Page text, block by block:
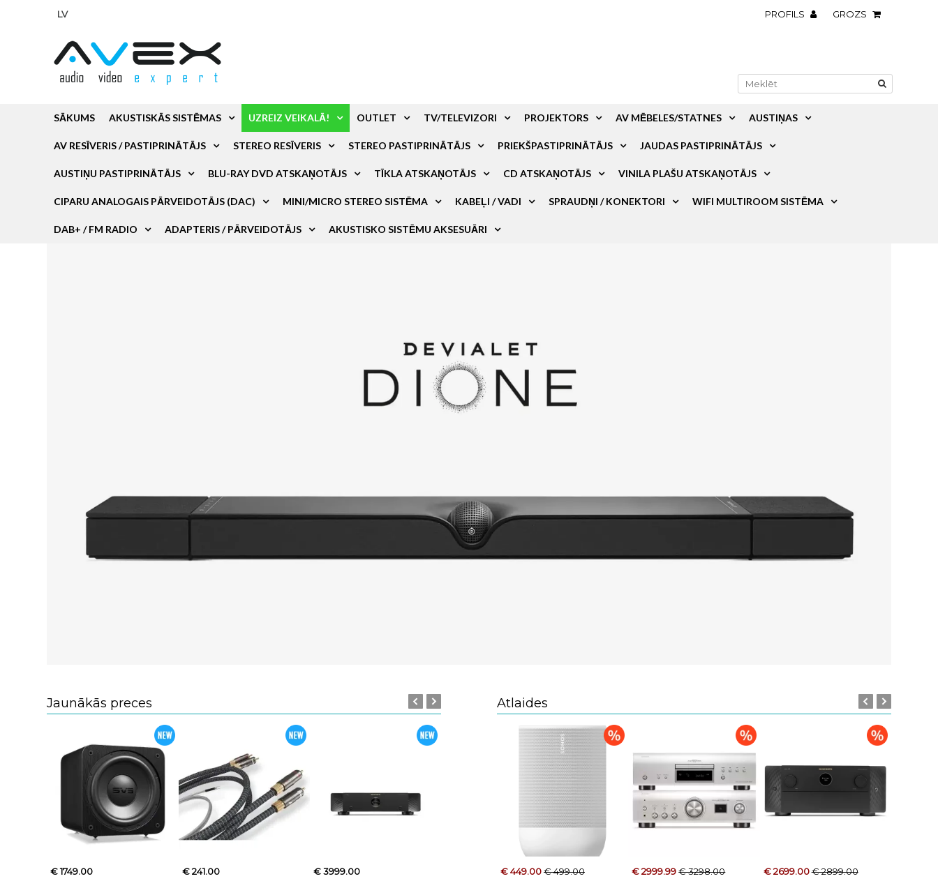
LV PROFILS GROZS
SĀKUMS AKUSTISKĀS SISTĒMAS UZREIZ VEIKALĀ! OUTLET TV/TELEVIZORI PROJEKTORS AV MĒBELES/STATNES AUSTIŅAS
AV RESĪVERIS / PASTIPRINĀTĀJS STEREO RESĪVERIS STEREO PASTIPRINĀTĀJS PRIEKŠPASTIPRINĀTĀJS JAUDAS PASTIPRINĀTĀJS
AUSTIŅU PASTIPRINĀTĀJS BLU-RAY DVD ATSKAŅOTĀJS TĪKLA ATSKAŅOTĀJS CD ATSKAŅOTĀJS VINILA PLAŠU ATSKAŅOTĀJS
CIPARU ANALOGAIS PĀRVEIDOTĀJS (DAC) MINI/MICRO STEREO SISTĒMA KABEĻI / VADI SPRAUDŅI / KONEKTORI WIFI MULTIROOM SISTĒMA
DAB+ / FM RADIO ADAPTERIS / PĀRVEIDOTĀJS AKUSTISKO SISTĒMU AKSESUĀRI
Jaunākās preces
€ 1749.00 € 241.00 € 3999.00 € 39.99 € 189.00 € 2599.00 € 4999.00
Atlaides
€ 449.00€ 499.00 € 2999.99€ 3298.00 € 2699.00€ 2899.00